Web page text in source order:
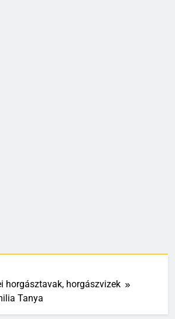
horgásztavak, horgászvizek
Tanya